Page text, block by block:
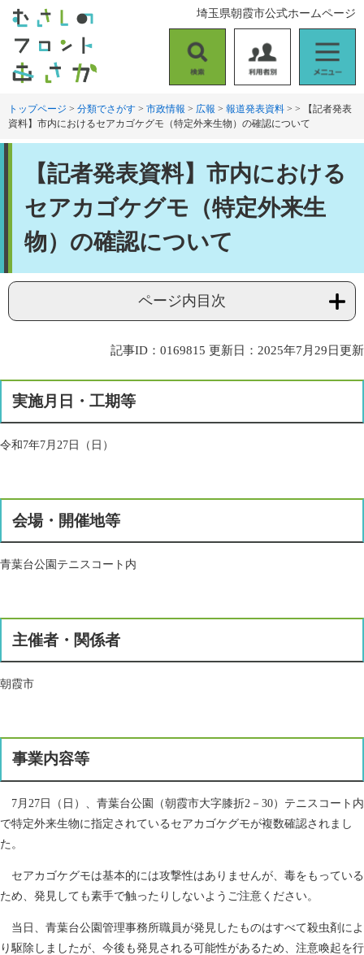
す
。
し
て
索
用
者
別
ニ
ュ
ー
埼玉県朝霞市公式ホームページ
トップページ > 分類でさがす > 市政情報 > 広報 > 報道発表資料 > >
【記者発表
資料】市内におけるセアカゴケグモ（特定外来生物）の確認について
【記者発表資料】市内における
セアカゴケグモ（特定外来生
物）の確認について
ページ内目次
記事ID：0169815 更新日：2025年7月29日更新
実施月日・工期等
令和7年7月27日（日）
会場・開催地等
青葉台公園テニスコート内
主催者・関係者
朝霞市
事業内容等​
7月27日（日）、青葉台公園（朝霞市大字膝折2－30）テニスコート内
で特定外来生物に指定されているセアカゴケグモが複数確認されまし
た。
セアカゴケグモは基本的には攻撃性はありませんが、毒をもっている
ため、発見しても素手で触ったりしないようご注意ください。
当日、青葉台公園管理事務所職員が発見したものはすべて殺虫剤によ
り駆除しましたが、今後も発見される可能性があるため、注意喚起を行